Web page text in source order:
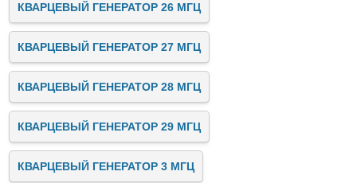
КВАРЦЕВЫЙ ГЕНЕРАТОР 26 МГЦ
КВАРЦЕВЫЙ ГЕНЕРАТОР 27 МГЦ
КВАРЦЕВЫЙ ГЕНЕРАТОР 28 МГЦ
КВАРЦЕВЫЙ ГЕНЕРАТОР 29 МГЦ
КВАРЦЕВЫЙ ГЕНЕРАТОР 3 МГЦ